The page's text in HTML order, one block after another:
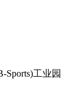
Sports)工业园